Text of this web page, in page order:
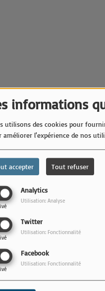
informations
utilisons des cookies pour
améliorer l'expérience de nos
accepter Tout refuser
Analytics
Utilisation: Analyse
Twitter
Utilisation: Fonctionnalité
Facebook
Utilisation: Fonctionnalité